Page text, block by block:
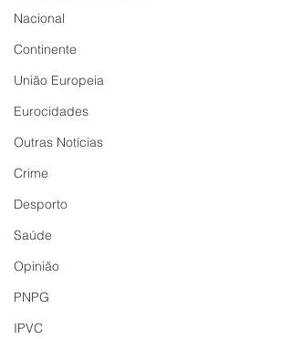
Nacional
Continente
União Europeia
Eurocidades
Outras Notícias
Crime
Desporto
Saúde
Opinião
PNPG
IPVC